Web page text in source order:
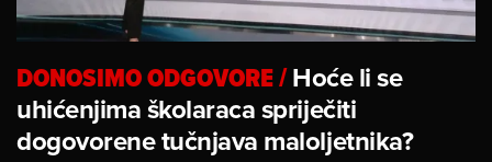
DONOSIMO ODGOVORE/Hoće li se
uhićenjima školaraca spriječiti
dogovorene tučnjava maloljetnika?